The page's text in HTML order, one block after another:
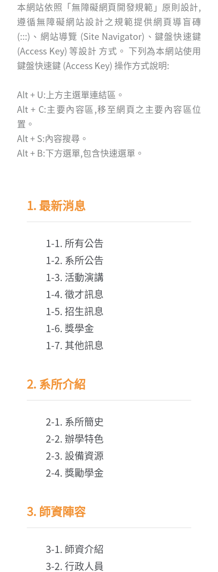
本網站依照「無障礙網頁開發規範」原則設計,
遵循無障礙網站設計之規範提供網頁導盲磚
(:::)、網站導覽 (Site Navigator)、鍵盤快速鍵
(Access Key) 等設計 方式。 下列為本網站使用
鍵盤快速鍵 (Access Key) 操作方式說明:
Alt + U:上方主選單連結區。
Alt + C:主要內容區,移至網頁之主要內容區位
置。
Alt + S:內容搜尋。
Alt + B:下方選單,包含快速選單。
1. 最新消息
1-1. 所有公告
1-2. 系所公告
1-3. 活動演講
1-4. 徵才訊息
1-5. 招生訊息
1-6. 獎學金
1-7. 其他訊息
2. 系所介紹
2-1. 系所簡史
2-2. 辦學特色
2-3. 設備資源
2-4. 獎勵學金
3. 師資陣容
3-1. 師資介紹
3-2. 行政人員